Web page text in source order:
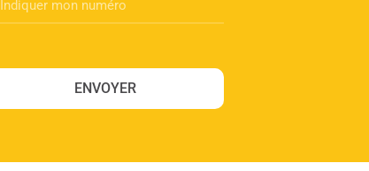
ENVOYER